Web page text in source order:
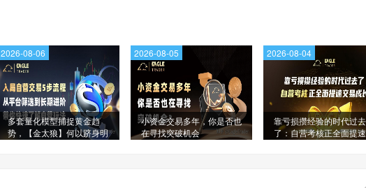
多套量化模型捕捉黄金趋
势，【金太狼】何以跻身明
2026-08-06
小资金交易多年，你是否也
在寻找突破机会
2026-08-05
靠亏损攒经验的时代过去
了：自营考核正全面提
2026-08-04